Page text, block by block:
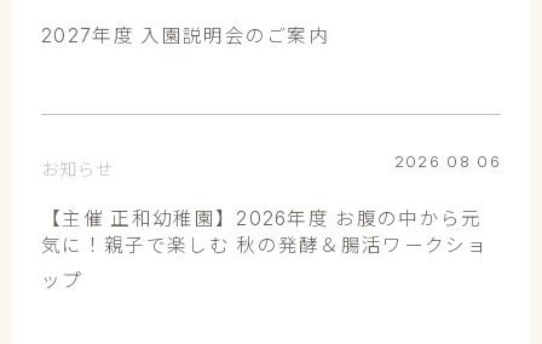
2027年度 入園説明会のご案内
お知らせ
【主催 正和幼稚園】2026年度 お腹の中から元
気に！親子で楽しむ 秋の発酵＆腸活ワークショ
ップ
2026 08 06